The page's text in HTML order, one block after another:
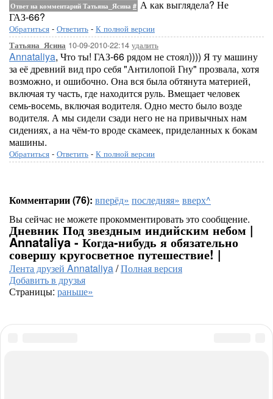
Ответ на комментарий Татьяна_Ясина # А как выглядела? Не
ГАЗ-66?
Обратиться - Ответить - К полной версии
Татьяна_Ясина 10-09-2010-22:14 удалить
Annataliya, Что ты! ГАЗ-66 рядом не стоял)))) Я ту машину
за её древний вид про себя "Антилопой Гну" прозвала, хотя
возможно, и ошибочно. Она вся была обтянута материей,
включая ту часть, где находится руль. Вмещает человек
семь-восемь, включая водителя. Одно место было возде
водителя. А мы сидели сзади него не на привычных нам
сидениях, а на чём-то вроде скамеек, приделанных к бокам
машины.
Обратиться - Ответить - К полной версии
Комментарии (76): вперёд» последняя» вверх^
Вы сейчас не можете прокомментировать это сообщение.
Дневник Под звездным индийским небом |
Annataliya - Когда-нибудь я обязательно
совершу кругосветное путешествие! |
Лента друзей Annataliya/Полная версия
Добавить в друзья
Страницы: раньше»